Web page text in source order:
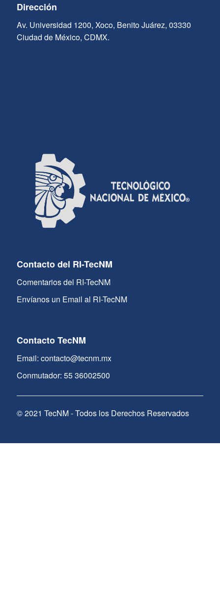
Dirección
Av. Universidad 1200, Xoco, Benito Juárez, 03330
Ciudad de México, CDMX.
Contacto del RI-TecNM
Comentarios del RI-TecNM
Envíanos un Email al RI-TecNM
Contacto TecNM
Email: contacto@tecnm.mx
Conmutador: 55 36002500
© 2021 TecNM - Todos los Derechos Reservados